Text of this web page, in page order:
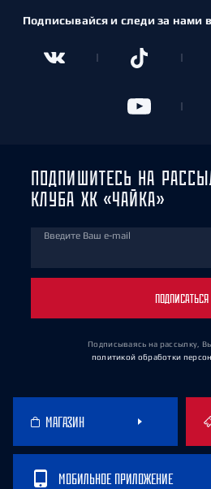
Подписывайся и следи за нами в
ПОДПИШИТЕСЬ НА
КЛУБА ХК «ЧАЙКА»
Введите Ваш e-mail
ПОДПИСАТЬСЯ
Подписываясь на рассылку,
политикой обработки
МАГАЗИН
МОБИЛЬНОЕ ПРИЛОЖЕНИЕ